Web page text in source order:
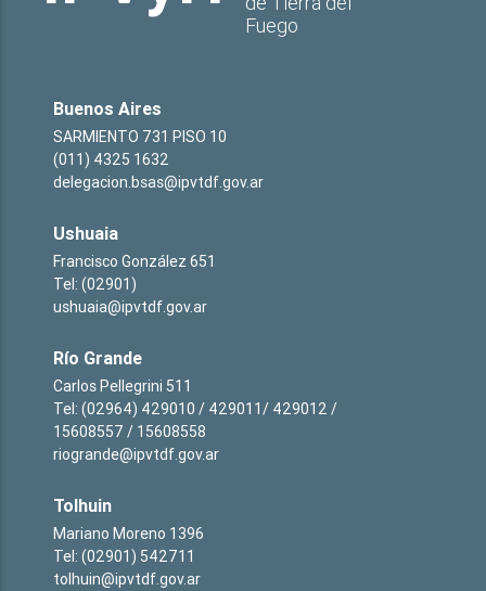
Fuego
Buenos Aires
SARMIENTO 731 PISO 10
(011) 4325 1632
delegacion.bsas@ipvtdf.gov.ar
Ushuaia
Francisco González 651
Tel: (02901)
ushuaia@ipvtdf.gov.ar
Río Grande
Carlos Pellegrini 511
Tel: (02964) 429010 / 429011/ 429012 /
15608557 / 15608558
riogrande@ipvtdf.gov.ar
Tolhuin
Mariano Moreno 1396
Tel: (02901) 542711
tolhuin@ipvtdf.gov.ar